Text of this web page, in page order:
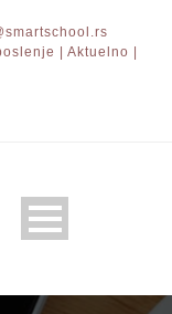
|
Aktuelno |